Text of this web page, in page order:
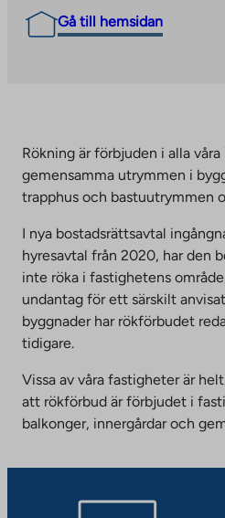
Gå till hemsidan
Rökning är förbjuden i alla
gemensamma utrymmen i
trapphus och bastuutrymmen
I nya bostadsrättsavtal
hyresavtal från 2020, har den
inte röka i fastighetens
undantag för ett särskilt
byggnader har rökförbudet
tidigare.
Vissa av våra fastigheter är
att rökförbud är förbjudet i
balkonger, innergårdar och